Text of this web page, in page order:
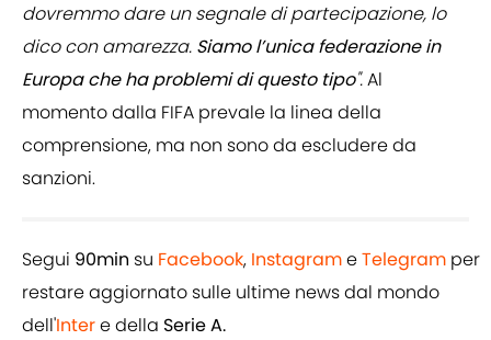
dovremmo dare un segnale di partecipazione, lo
dico con amarezza. Siamo l’unica federazione in
Europa che ha problemi di questo tipo".Al
momento dalla FIFA prevale la linea della
comprensione, ma non sono da escludere da
sanzioni.
Segui 90min su Facebook, InstagrameTelegram per
restare aggiornato sulle ultime news dal mondo
dell'Intere della Serie A.